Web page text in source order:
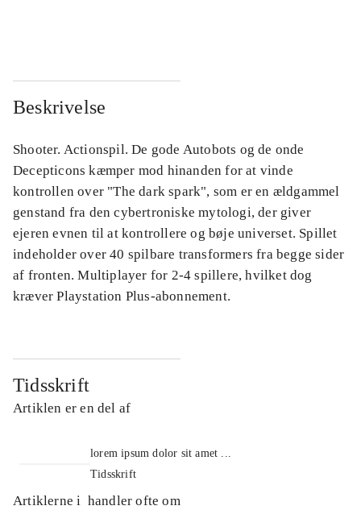
Beskrivelse
Shooter. Actionspil. De gode Autobots og de onde
Decepticons kæmper mod hinanden for at vinde
kontrollen over "The dark spark", som er en ældgammel
genstand fra den cybertroniske mytologi, der giver
ejeren evnen til at kontrollere og bøje universet. Spillet
indeholder over 40 spilbare transformers fra begge sider
af fronten. Multiplayer for 2-4 spillere, hvilket dog
kræver Playstation Plus-abonnement.
Tidsskrift
Artiklen er en del af
lorem ipsum dolor sit amet ...
Tidsskrift
Artiklerne i handler ofte om